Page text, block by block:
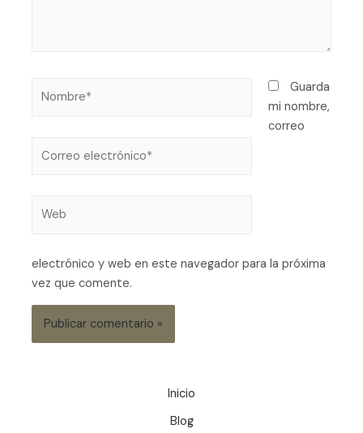
Guarda
mi nombre,
correo
electrónico y web en este navegador para la próxima
vez que comente.
Inicio
Blog